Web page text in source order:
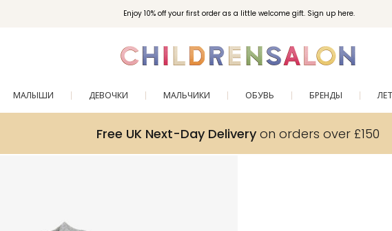
Enjoy 10% off your first order as a little welcome gift. Sign up here.
МАЛЫШИ ДЕВОЧКИ МАЛЬЧИКИ ОБУВЬ БРЕНДЫ
Free UK Next-Day Deliveryon orders over £150